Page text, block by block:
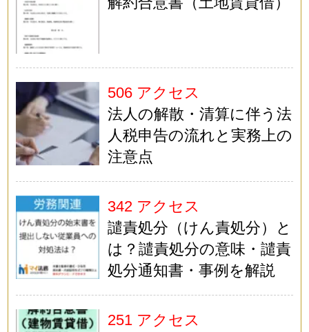
506 アクセス
法人の解散・清算に伴う法
人税申告の流れと実務上の
注意点
342 アクセス
譴責処分（けん責処分）と
は？譴責処分の意味・譴責
処分通知書・事例を解説
251 アクセス